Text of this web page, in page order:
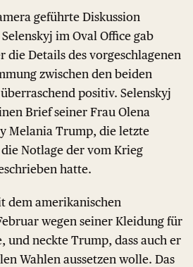
geführte Diskussion
im Oval Office gab
die Details des vorgeschlagenen
zwischen den beiden
positiv. Selenskyj
Brief seiner Frau Olena
Melania Trump, die letzte
Notlage der vom Krieg
hatte.
dem amerikanischen
wegen seiner Kleidung für
und neckte Trump, dass auch er
Wahlen aussetzen wolle. Das